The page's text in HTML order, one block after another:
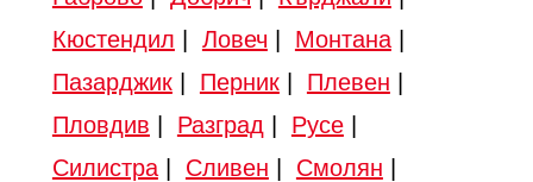
Кюстендил
Ловеч Монтана|
Пазарджик| Перник| Плевен
Пловдив
Разград Русе|
Силистра| Сливен Смолян